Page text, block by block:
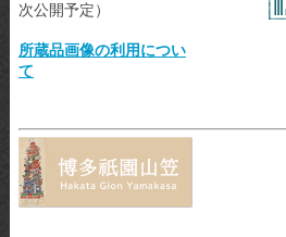
次公開予定）
所蔵品画像の利用につい
て